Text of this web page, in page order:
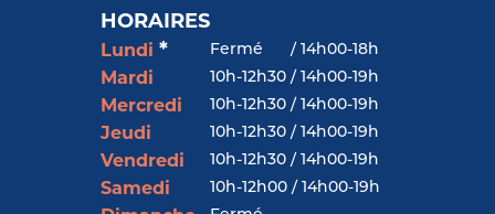
HORAIRES
Lundi *
Mardi
Mercredi
Jeudi
Vendredi
Samedi
Fermé / 14h00-18h
10h-12h30 / 14h00-19h
10h-12h30 / 14h00-19h
10h-12h30 / 14h00-19h
10h-12h30 / 14h00-19h
10h-12h00 / 14h00-19h